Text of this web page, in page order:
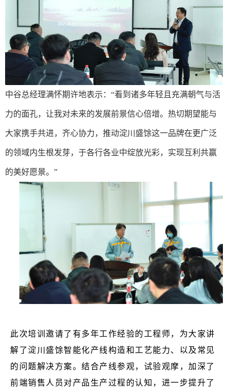
中谷总经理满怀期许地表示：“看到诸多年轻且充满朝气与活
力的面孔，让我对未来的发展前景信心倍增。热切期望能与
大家携手共进，齐心协力，推动淀川盛馀这一品牌在更广泛
的领域内生根发芽，于各行各业中绽放光彩，实现互利共赢
的美好愿景。”
此次培训邀请了有多年工作经验的工程师，为大家讲
解了淀川盛馀智能化产线构造和工艺能力、以及常见
的问题解决方案。结合产线参观，试验观摩，加深了
前端销售人员对产品生产过程的认知，进一步提升了